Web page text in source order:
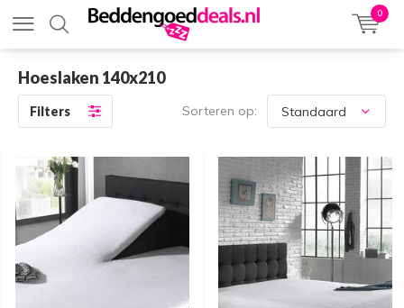
0
Hoeslaken 140x210
Filters Sorteren op: